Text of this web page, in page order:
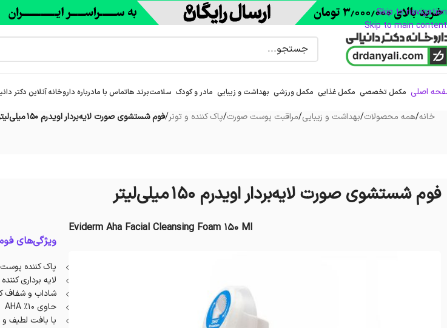
Skip to navigation
Skip to main content
اصلی مکمل تخصصی مکمل غذایی مکمل ورزشی بهداشت و زیبایی مادر و کودک سلامتبرند هاتماس با مادرباره‌ داروخانه آنلاین دکتر
خانه/همه محصولات/بهداشت و زیبایی/مراقبت پوست صورت/پاک کننده و تونر/فوم شستشوی صورت لایه‌بردار اویدرم 150 میلی‌لیتر
فوم شستشوی صورت لایه‌بردار اویدرم 150 میلی‌لیتر
Eviderm Aha Facial Cleansing Foam 150 Ml
ویژگی‌های
پاک کننده پوست
لایه ‌برداری
شاداب و شفاف
حاوی 10% AHA
با بافت لطیف